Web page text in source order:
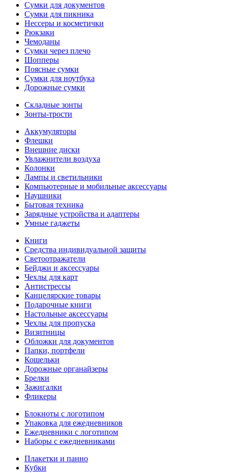
Сумки для документов
Сумки для пикника
Нессеры и косметички
Рюкзаки
Чемоданы
Сумки через плечо
Шопперы
Поясные сумки
Сумки для ноутбука
Дорожные сумки
Складные зонты
Зонты-трости
Аккумуляторы
Флешки
Внешние диски
Увлажнители воздуха
Колонки
Лампы и светильники
Компьютерные и мобильные аксессуары
Наушники
Бытовая техника
Зарядные устройства и адаптеры
Умные гаджеты
Книги
Средства индивидуальной защиты
Светоотражатели
Бейджи и аксессуары
Чехлы для карт
Антистрессы
Канцелярские товары
Подарочные книги
Настольные аксессуары
Чехлы для пропуска
Визитницы
Обложки для документов
Папки, портфели
Кошельки
Дорожные органайзеры
Брелки
Зажигалки
Фликеры
Блокноты с логотипом
Упаковка для ежедневников
Ежедневники с логотипом
Наборы с ежедневниками
Плакетки и панно
Кубки